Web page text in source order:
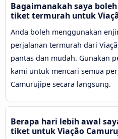
Bagaimanakah saya
tiket termurah untuk
Anda boleh menggunakan
perjalanan termurah dari
pantas dan mudah. Gunakan
kami untuk mencari semua
Camurujipe secara langsung.
Berapa hari lebih awal
tiket untuk Viação